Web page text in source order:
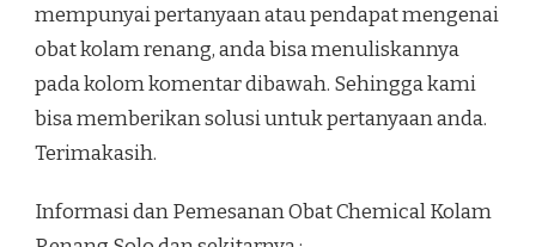
mempunyai pertanyaan atau pendapat mengenai
obat kolam renang, anda bisa menuliskannya
pada kolom komentar dibawah. Sehingga kami
bisa memberikan solusi untuk pertanyaan anda.
Terimakasih.
Informasi dan Pemesanan Obat Chemical Kolam